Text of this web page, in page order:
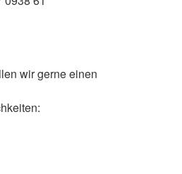
wir gerne einen